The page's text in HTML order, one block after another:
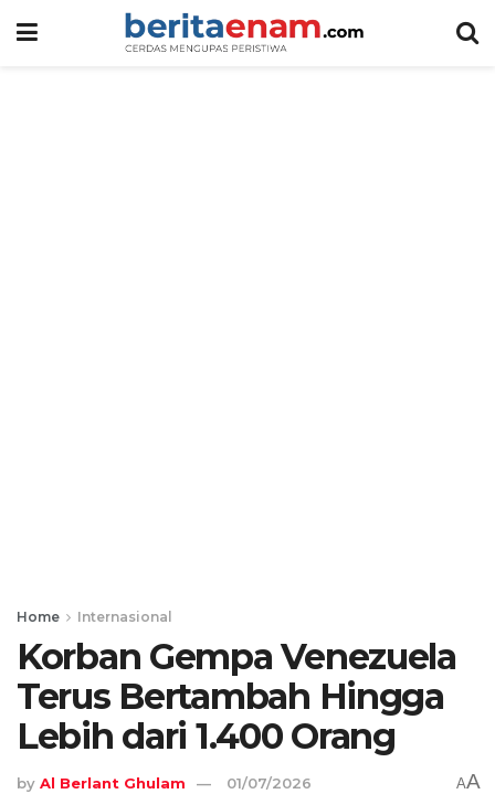
Home Internasional
Korban Gempa Venezuela
Terus Bertambah Hingga
Lebih dari 1.400 Orang
by Al Berlant Ghulam 01/07/2026 AA